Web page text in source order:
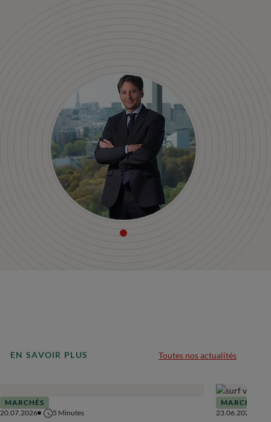
EN SAVOIR PLUS Toutes nos actualités
MARCHÉS
20.07.2026
5 Minutes
MARCHÉS
23.06.2026